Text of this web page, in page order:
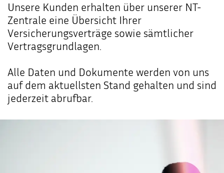
Unsere Kunden erhalten über unserer NT-
Zentrale eine Übersicht Ihrer
Versicherungsverträge sowie sämtlicher
Vertragsgrundlagen.
Alle Daten und Dokumente werden von uns
auf dem aktuellsten Stand gehalten und sind
jederzeit abrufbar.